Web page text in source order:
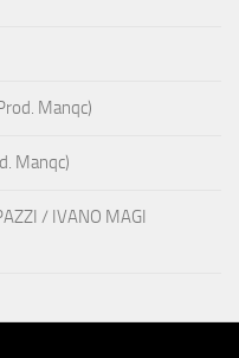
Manqc)
Manqc)
/ IVANO MAGI